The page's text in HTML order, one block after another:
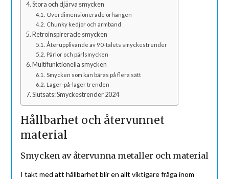
Stora och djärva smycken
Överdimensionerade örhängen
Chunky kedjor och armband
Retroinspirerade smycken
Återupplivande av 90-talets smyckestrender
Pärlor och pärlsmycken
Multifunktionella smycken
Smycken som kan bäras på flera sätt
Lager-på-lager trenden
Slutsats: Smyckestrender 2024
Hållbarhet och återvunnet
material
Smycken av återvunna metaller och material
I takt med att hållbarhet blir en allt viktigare fråga inom